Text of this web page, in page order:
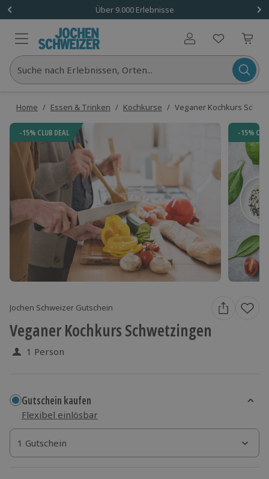
Über 9.000 Erlebnisse
Benutzerkonto
Suche nach Erlebnissen, Orten...
Home / Essen & Trinken / Kochkurse / Veganer Kochkurs
-15% CLUB DEAL -15%
Jochen Schweizer Gutschein
Veganer Kochkurs Schwetzingen
1 Person
Gutschein kaufen
Flexibel einlösbar
1 Gutschein
1 Gutschein
1 Gutschein